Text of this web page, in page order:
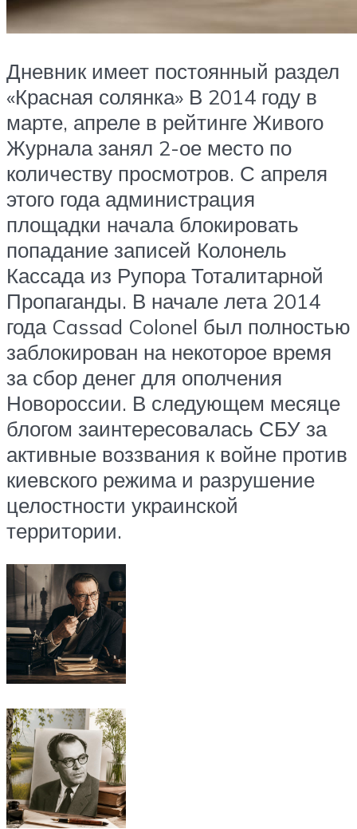
Дневник имеет постоянный раздел
«Красная солянка» В 2014 году в
марте, апреле в рейтинге Живого
Журнала занял 2-ое место по
количеству просмотров. С апреля
этого года администрация
площадки начала блокировать
попадание записей Колонель
Кассада из Рупора Тоталитарной
Пропаганды. В начале лета 2014
года Cassad Colonel был полностью
заблокирован на некоторое время
за сбор денег для ополчения
Новороссии. В следующем месяце
блогом заинтересовалась СБУ за
активные воззвания к войне против
киевского режима и разрушение
целостности украинской
территории.